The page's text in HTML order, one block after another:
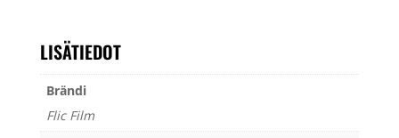
LISÄTIEDOT
Brändi
Flic Film